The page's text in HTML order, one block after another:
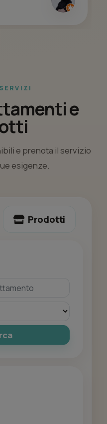
e
e prenota il servizio
esigenze.
Prodotti